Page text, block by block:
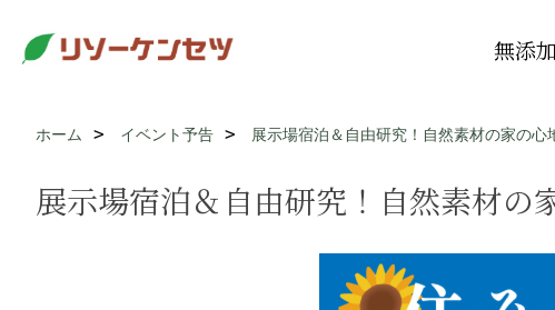
無添
ホーム イベント予告 展示場宿泊＆自由研究！自然素材の家の心
展示場宿泊＆自由研究！自然素材の